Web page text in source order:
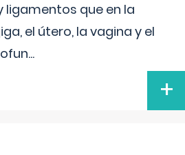
ligamentos que en la
el útero, la vagina y el
...
+